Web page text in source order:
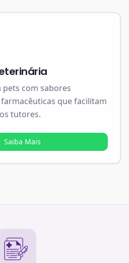
com sabores
que facilitam
tutores.
Saiba Mais